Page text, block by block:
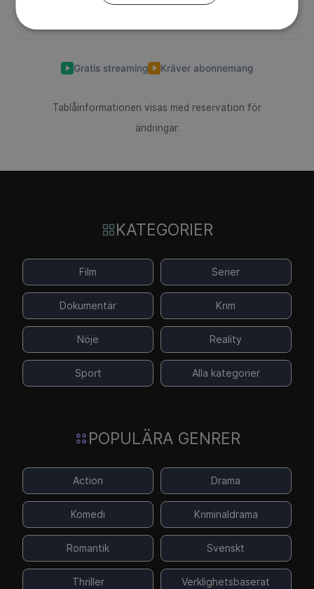
Gratis streaming Kräver abonnemang
Tablåinformationen visas med reservation för
ändringar.
KATEGORIER
Film Serier
Dokumentär Krim
Nöje Reality
Sport Alla kategorier
POPULÄRA GENRER
Action Drama
Komedi Kriminaldrama
Romantik Svenskt
Thriller Verklighetsbaserat